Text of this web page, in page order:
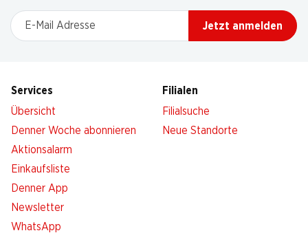
E-Mail Adresse
Jetzt anmelden
Services
Übersicht
Denner Woche abonnieren
Aktionsalarm
Einkaufsliste
Denner App
Newsletter
WhatsApp
Filialen
Filialsuche
Neue Standorte